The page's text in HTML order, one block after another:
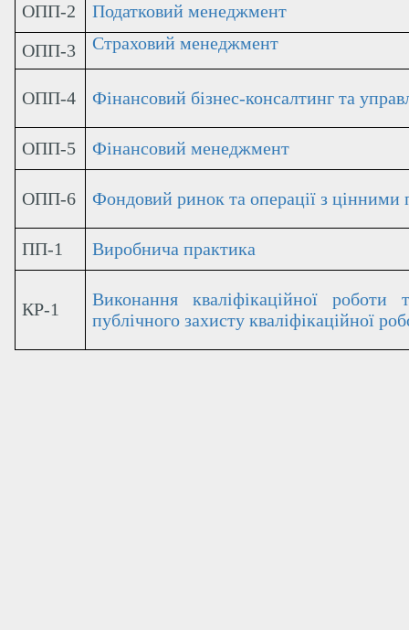
ОПП-2
Податковий менеджмент
ОПП-3
Страховий менеджмент
ОПП-4 Фінансовий бізнес-консалтинг та
ОПП-5 Фінансовий менеджмент
ОПП-6 Фондовий ринок та операції з цінними
ПП-1 Виробнича практика
КР-1
Виконання кваліфікаційної
публічного захисту кваліфікаційної